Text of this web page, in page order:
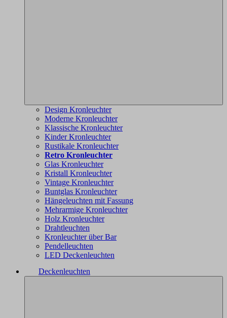
Design Kronleuchter
Moderne Kronleuchter
Klassische Kronleuchter
Kinder Kronleuchter
Rustikale Kronleuchter
Retro Kronleuchter
Glas Kronleuchter
Kristall Kronleuchter
Vintage Kronleuchter
Buntglas Kronleuchter
Hängeleuchten mit Fassung
Mehrarmige Kronleuchter
Holz Kronleuchter
Drahtleuchten
Kronleuchter über Bar
Pendelleuchten
LED Deckenleuchten
Deckenleuchten